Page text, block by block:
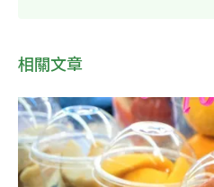
相關文章